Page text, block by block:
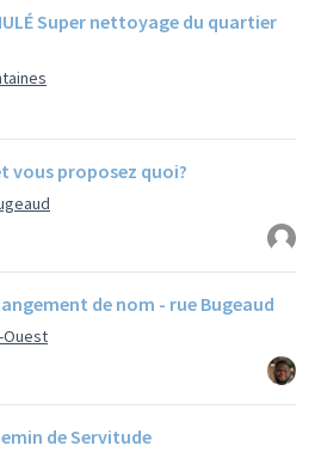
Super nettoyage du quartier
vous proposez quoi?
de nom - rue Bugeaud
Ouest
de Servitude